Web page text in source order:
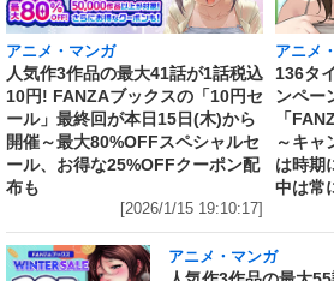
アニメ・マンガ
人気作3作品の最大41話が1話税込
10円! FANZAブックスの「10円セ
ール」最終回が本日15日(木)から
開催～最大80%OFFスペシャルセ
ール、お得な25%OFFクーポン配
布も
[2026/1/15 19:10:17]
アニメ
136タ
ンペー
「
～キャ
は時期
中は常
アニメ・マンガ